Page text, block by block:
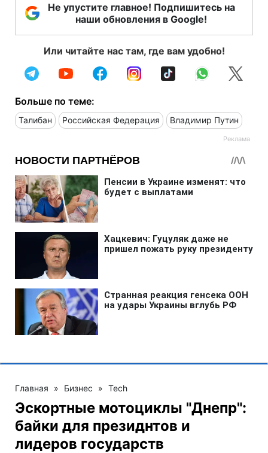
Не упустите главное! Подпишитесь на
наши обновления в Google!
Или читайте нас там, где вам удобно!
Больше по теме:
Талибан Российская Федерация Владимир Путин
Главная » Бизнес » Tech
Эскортные мотоциклы "Днепр":
байки для президнтов и
лидеров государств